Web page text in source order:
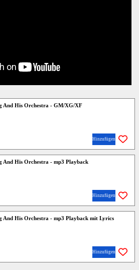
And His Orchestra - GM/XG/XF
Hinzufügen
And His Orchestra - mp3 Playback
Hinzufügen
And His Orchestra - mp3 Playback mit Lyrics
Hinzufügen